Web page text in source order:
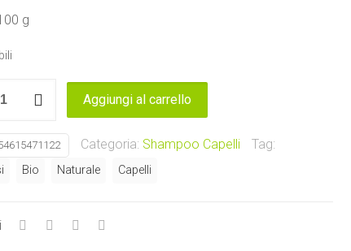
g
Aggiungi al carrello
Categoria: Shampoo Capelli Tag:
Bio Naturale Capelli